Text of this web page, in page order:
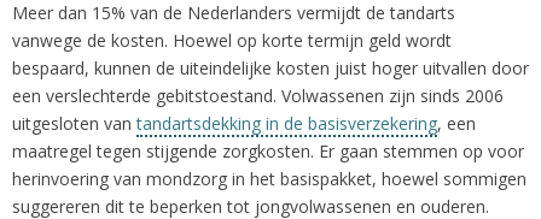
Meer dan 15% van de Nederlanders vermijdt de tandarts
vanwege de kosten. Hoewel op korte termijn geld wordt
bespaard, kunnen de uiteindelijke kosten juist hoger uitvallen door
een verslechterde gebitstoestand. Volwassenen zijn sinds 2006
uitgesloten vantandartsdekking in de basisverzekering, een
maatregel tegen stijgende zorgkosten. Er gaan stemmen op voor
herinvoering van mondzorg in het basispakket, hoewel sommigen
suggereren dit te beperken tot jongvolwassenen en ouderen.